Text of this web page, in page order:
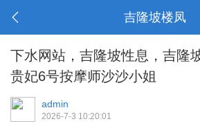
吉隆坡楼凤
下水网站，吉隆坡性息，吉隆
贵妃6号按摩师沙沙小姐
admin
2026-7-3 10:20:01